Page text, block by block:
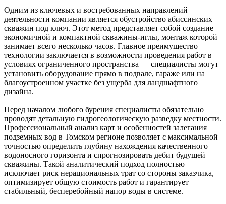
Одним из ключевых и востребованных направлений
деятельности компании является обустройство абиссинских
скважин под ключ. Этот метод представляет собой создание
экономичной и компактной скважины-иглы, монтаж которой
занимает всего несколько часов. Главное преимущество
технологии заключается в возможности проведения работ в
условиях ограниченного пространства — специалисты могут
установить оборудование прямо в подвале, гараже или на
благоустроенном участке без ущерба для ландшафтного
дизайна.
Перед началом любого бурения специалисты обязательно
проводят детальную гидрогеологическую разведку местности.
Профессиональный анализ карт и особенностей залегания
подземных вод в Томском регионе позволяет с максимальной
точностью определить глубину нахождения качественного
водоносного горизонта и спрогнозировать дебит будущей
скважины. Такой аналитический подход полностью
исключает риск нерациональных трат со стороны заказчика,
оптимизирует общую стоимость работ и гарантирует
стабильный, бесперебойный напор воды в системе.